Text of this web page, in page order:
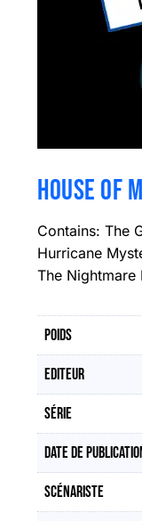
HOUSE
Contains: The
Hurricane
The Nightmare
Poids
Editeur
Série
Date de
Scénariste